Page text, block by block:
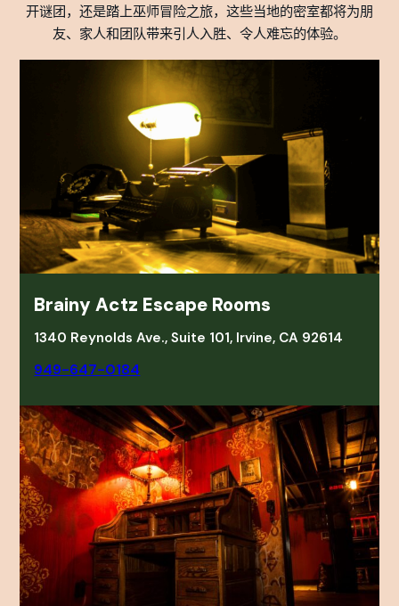
开谜团，还是踏上巫师冒险之旅，这些当地的密室都将为朋
友、家人和团队带来引人入胜、令人难忘的体验。
Brainy Actz Escape Rooms
1340 Reynolds Ave., Suite 101, Irvine, CA 92614
949-647-0184